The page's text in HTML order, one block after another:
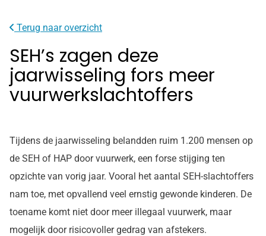
Terug naar overzicht
SEH’s zagen deze
jaarwisseling fors meer
vuurwerkslachtoffers
Tijdens de jaarwisseling belandden ruim 1.200 mensen op
de SEH of HAP door vuurwerk, een forse stijging ten
opzichte van vorig jaar. Vooral het aantal SEH-slachtoffers
nam toe, met opvallend veel ernstig gewonde kinderen. De
toename komt niet door meer illegaal vuurwerk, maar
mogelijk door risicovoller gedrag van afstekers.